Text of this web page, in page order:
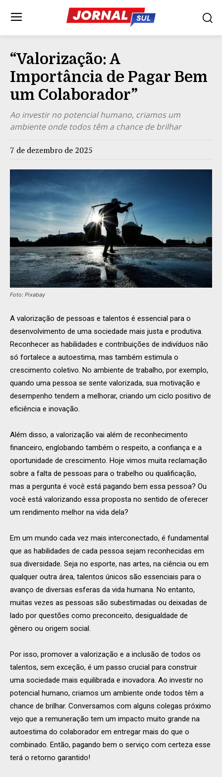
“Valorização: A
Importância de Pagar Bem
um Colaborador”
Ao investir no potencial humano, criamos um
ambiente onde todos têm a chance de brilhar
7 de dezembro de 2025
Foto: Pixabay
A valorização de pessoas e talentos é essencial para o
desenvolvimento de uma sociedade mais justa e produtiva.
Reconhecer as habilidades e contribuições de indivíduos não
só fortalece a autoestima, mas também estimula o
crescimento coletivo. No ambiente de trabalho, por exemplo,
quando uma pessoa se sente valorizada, sua motivação e
desempenho tendem a melhorar, criando um ciclo positivo de
eficiência e inovação.
Além disso, a valorização vai além de reconhecimento
financeiro, englobando também o respeito, a confiança e a
oportunidade de crescimento. Hoje vimos muita reclamação
sobre a falta de pessoas para o trabelho ou qualificação,
mas a pergunta é você está pagando bem essa pessoa? Ou
você está valorizando essa proposta no sentido de oferecer
um rendimento melhor na vida dela?
Em um mundo cada vez mais interconectado, é fundamental
que as habilidades de cada pessoa sejam reconhecidas em
sua diversidade. Seja no esporte, nas artes, na ciência ou em
qualquer outra área, talentos únicos são essenciais para o
avanço de diversas esferas da vida humana. No entanto,
muitas vezes as pessoas são subestimadas ou deixadas de
lado por questões como preconceito, desigualdade de
gênero ou origem social.
Por isso, promover a valorização e a inclusão de todos os
talentos, sem exceção, é um passo crucial para construir
uma sociedade mais equilibrada e inovadora. Ao investir no
potencial humano, criamos um ambiente onde todos têm a
chance de brilhar. Conversamos com alguns colegas próximo
vejo que a remuneração tem um impacto muito grande na
autoestima do colaborador em entregar mais do que o
combinado. Então, pagando bem o serviço com certeza esse
terá o retorno garantido!